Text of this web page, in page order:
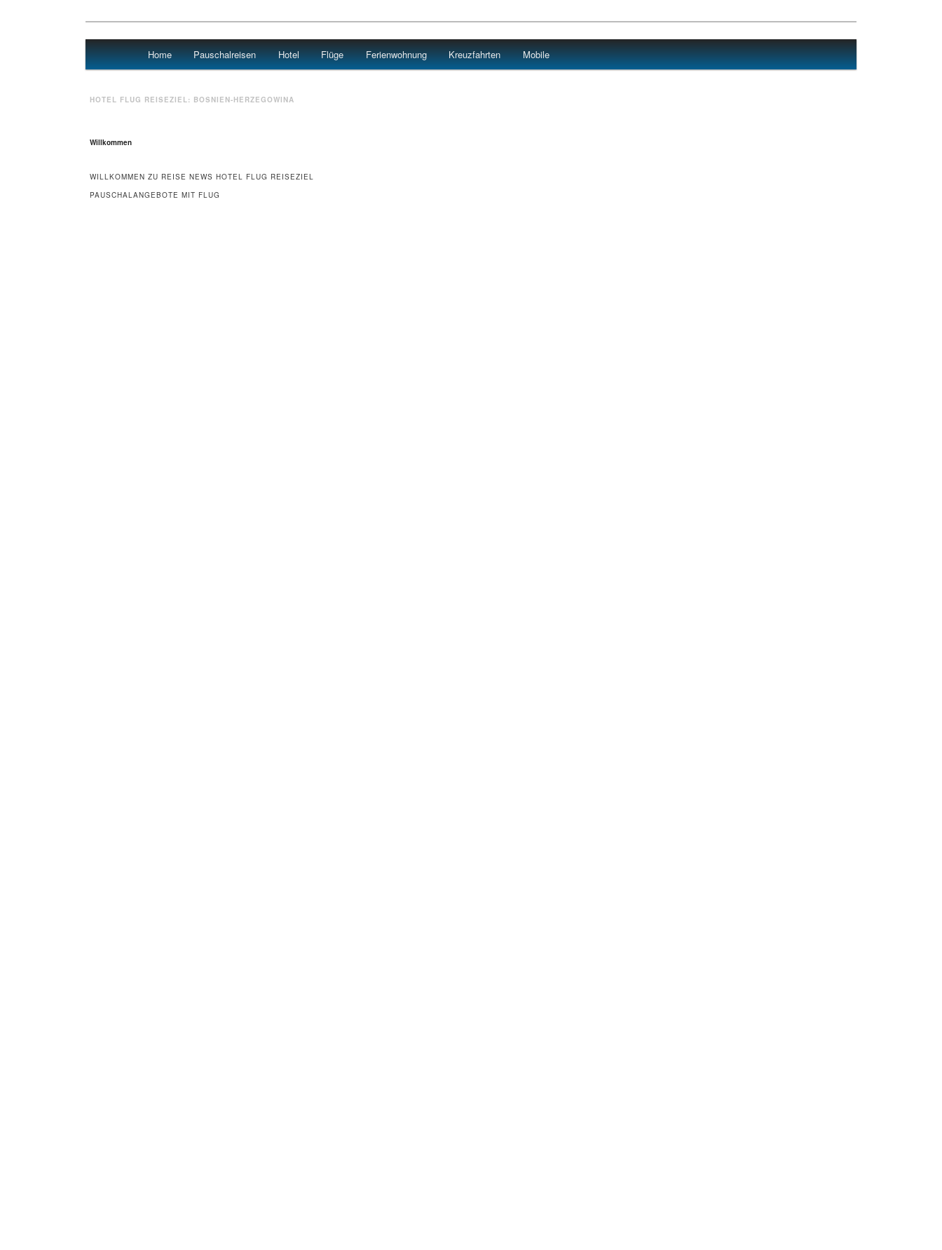
Urlaub
Main menu
Skip to primary content
Skip to secondary content
Home Pauschalreisen Hotel Flüge Ferienwohnung Kreuzfahrten Mobile
HOTEL FLUG REISEZIEL: BOSNIEN-HERZEGOWINA
Willkommen
WILLKOMMEN ZU REISE NEWS HOTEL FLUG REISEZIEL
PAUSCHALANGEBOTE MIT FLUG